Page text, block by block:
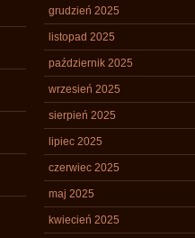
grudzień 2025
listopad 2025
październik 2025
wrzesień 2025
sierpień 2025
lipiec 2025
czerwiec 2025
maj 2025
kwiecień 2025